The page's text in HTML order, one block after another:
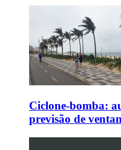
Ciclone-bomba:
previsão de